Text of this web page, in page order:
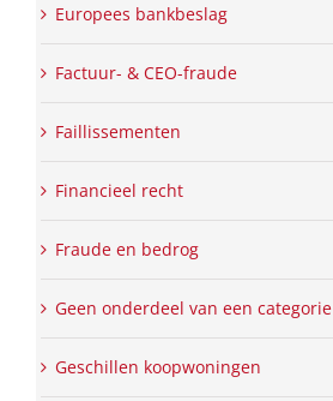
Europees bankbeslag
Factuur- & CEO-fraude
Faillissementen
Financieel recht
Fraude en bedrog
Geen onderdeel van een categorie
Geschillen koopwoningen